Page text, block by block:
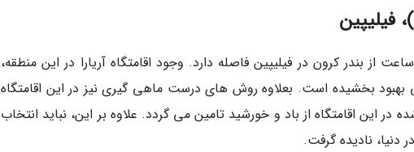
یک ساعت از بندر کرون در فیلیپین فاصله دارد. وجود اقامتگاه آریارا در این منطقه،
بهبود بخشیده است. بعلاوه روش های درست ماهی گیری نیز در این اقامتگاه
این اقامتگاه از باد و خورشید تامین می گردد. علاوه بر این، نباید انتخاب
دنیا، نادیده گرفت.